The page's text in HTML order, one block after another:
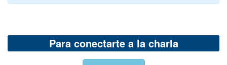
Para conectarte a la charla